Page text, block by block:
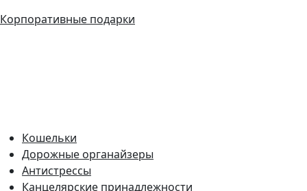
Корпоративные подарки
Кошельки
Дорожные органайзеры
Антистрессы
Канцелярские принадлежности